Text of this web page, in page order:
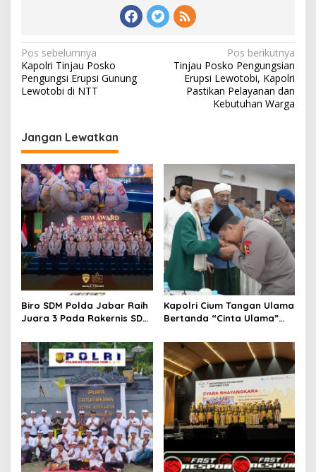
Navigasi
pos
Pos sebelumnya
Kapolri Tinjau Posko
Pengungsi Erupsi Gunung
Lewotobi di NTT
Pos berikutnya
Tinjau Posko Pengungsian
Erupsi Lewotobi, Kapolri
Pastikan Pelayanan dan
Kebutuhan Warga
Jangan Lewatkan
Biro SDM Polda Jabar Raih
Juara 3 Pada Rakernis SDM
Kapolri Cium Tangan Ulama
Bertanda “Cinta Ulama”